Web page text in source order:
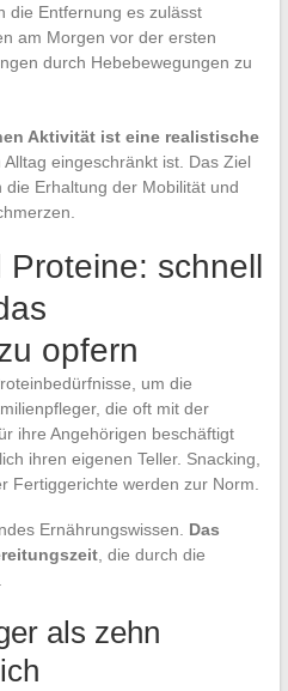
die Entfernung es zulässt
am Morgen vor der ersten
durch Hebebewegungen zu
Aktivität ist eine realistische
eingeschränkt ist. Das Ziel
Erhaltung der Mobilität und
schnell
opfern
um die
die oft mit der
ihre Angehörigen beschäftigt
ihren eigenen Teller. Snacking,
Fertiggerichte werden zur Norm.
Ernährungswissen. Das
, die durch die
als zehn